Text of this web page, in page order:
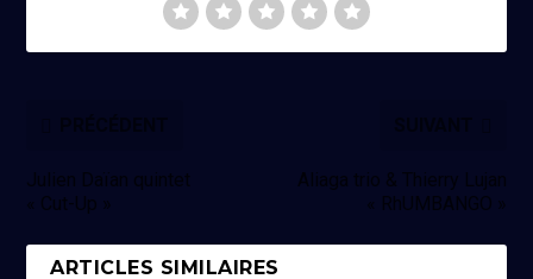
Julien Daïan quintet
« Cut-Up »
Aliaga trio & Thierry Lujan
« RhUMBANGO »
ARTICLES SIMILAIRES